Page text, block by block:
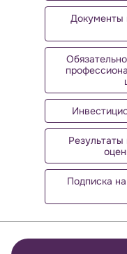
Документы
Подписка
Обратная связь